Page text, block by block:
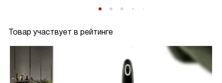
Товар участвует в рейтинге